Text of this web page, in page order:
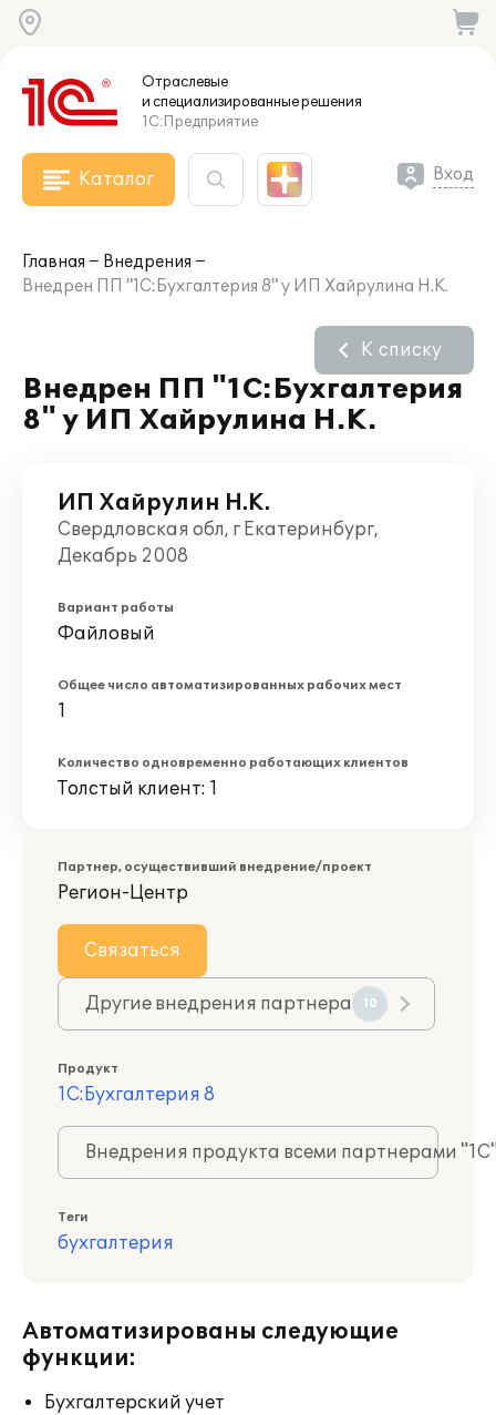
Отраслевые
и специализированныерешения
1С:Предприятие
Каталог Вход
Главная
Внедрения
Внедрен ПП "1С:Бухгалтерия 8" у ИП Хайрулина Н.К.
Внедрен ПП "1С:Бухгалтерия
8" у ИП Хайрулина Н.К.
К списку
ИП Хайрулин Н.К.
Свердловская обл, г Екатеринбург,
Декабрь 2008
Вариант работы
Файловый
Общее число автоматизированных рабочих мест
1
Количество одновременно работающих клиентов
Толстый клиент: 1
Партнер, осуществивший внедрение/проект
Регион-Центр
Связаться
Другие внедрения партнера 10
Продукт
1С:Бухгалтерия 8
Внедрения продукта всеми партнерами
Теги
бухгалтерия
Автоматизированы следующие
функции:
Бухгалтерский учет